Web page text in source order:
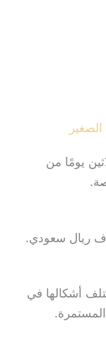
يومًا من
ريال سعودي.
أشكالها في
المستمرة.